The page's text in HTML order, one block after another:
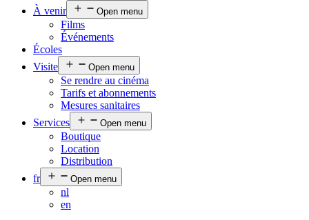
À venir
Open menu
Films
Événements
Écoles
Visite
Open menu
Se rendre au cinéma
Tarifs et abonnements
Mesures sanitaires
Services
Open menu
Boutique
Location
Distribution
fr
Open menu
nl
en